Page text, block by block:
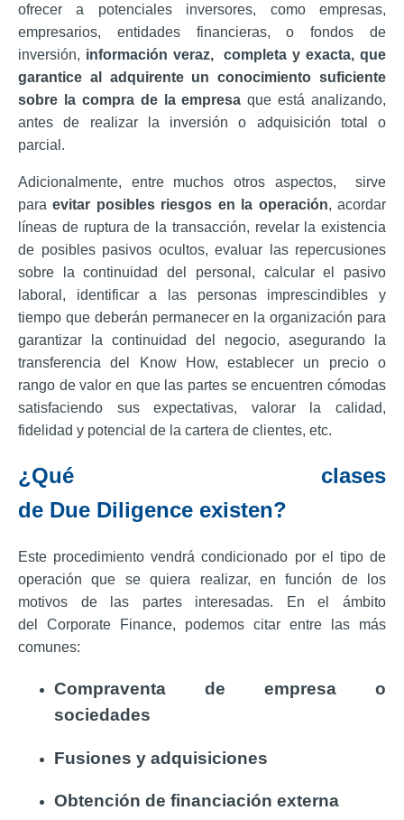
ofrecer a potenciales inversores, como empresas,
empresarios, entidades financieras, o fondos de
inversión, información veraz, completa y exacta, que
garantice al adquirente un conocimiento suficiente
sobre la compra de la empresaque está analizando,
antes de realizar la inversión o adquisición total o
parcial.
Adicionalmente, entre muchos otros aspectos, sirve
paraevitar posibles riesgos en la operación, acordar
líneas de ruptura de la transacción, revelar la existencia
de posibles pasivos ocultos, evaluar las repercusiones
sobre la continuidad del personal, calcular el pasivo
laboral, identificar a las personas imprescindibles y
tiempo que deberán permanecer en la organización para
garantizar la continuidad del negocio, asegurando la
transferencia del Know How, establecer un precio o
rango de valor en que las partes se encuentren cómodas
satisfaciendo sus expectativas, valorar la calidad,
fidelidad y potencial de la cartera de clientes, etc.
¿Qué clases
de Due Diligence existen?
Este procedimiento vendrá condicionado por el tipo de
operación que se quiera realizar, en función de los
motivos de las partes interesadas. En el ámbito
del Corporate Finance, podemos citar entre las más
comunes:
Compraventa de empresa o
sociedades
Fusiones y adquisiciones
Obtención de financiación externa